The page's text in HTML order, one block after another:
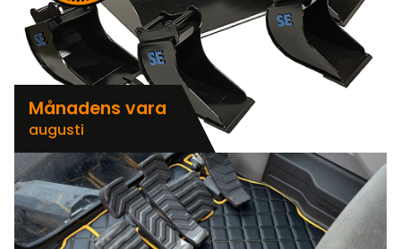
Månadens vara
augusti